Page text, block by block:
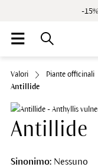
-
Valori Piante officinali
Antillide
Antillide
Sinonimo:Nessuno